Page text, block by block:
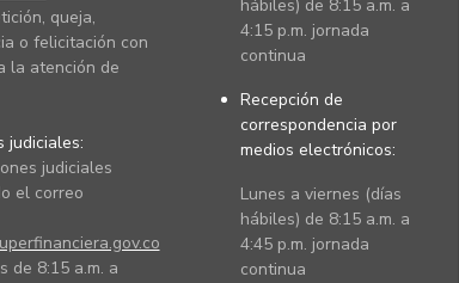
queja,
o felicitación con
la atención de
judiciales:
judiciales
el correo
de 8:15 a.m. a
hábiles) de 8:15 a.m. a
4:15 p.m. jornada
continua
Recepción de
correspondencia por
medios electrónicos:
Lunes a viernes (días
hábiles) de 8:15 a.m. a
4:45 p.m. jornada
continua